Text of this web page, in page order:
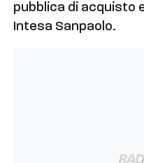
pubblica di acquisto
Intesa Sanpaolo.